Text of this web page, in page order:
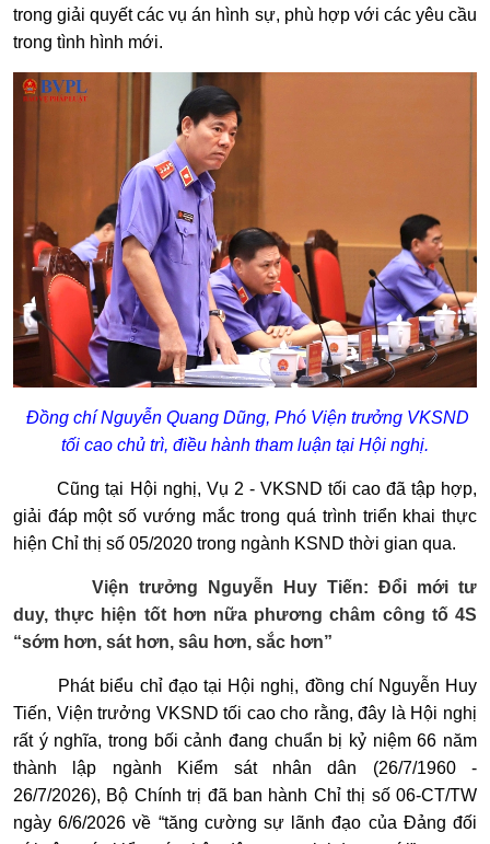
trong giải quyết các vụ án hình sự, phù hợp với các yêu cầu
trong tình hình mới.
Đồng chí Nguyễn Quang Dũng, Phó Viện trưởng VKSND
tối cao chủ trì, điều hành tham luận tại Hội nghị.
Cũng tại Hội nghị, Vụ 2 - VKSND tối cao đã tập hợp,
giải đáp một số vướng mắc trong quá trình triển khai thực
hiện Chỉ thị số 05/2020 trong ngành KSND thời gian qua.
Viện trưởng Nguyễn Huy Tiến: Đổi mới tư
duy, thực hiện tốt hơn nữa phương châm công tố 4S
“sớm hơn, sát hơn, sâu hơn, sắc hơn”
Phát biểu chỉ đạo tại Hội nghị, đồng chí Nguyễn Huy
Tiến, Viện trưởng VKSND tối cao cho rằng, đây là Hội nghị
rất ý nghĩa, trong bối cảnh đang chuẩn bị kỷ niệm 66 năm
thành lập ngành Kiểm sát nhân dân (26/7/1960 -
26/7/2026), Bộ Chính trị đã ban hành Chỉ thị số 06-CT/TW
ngày 6/6/2026 về “tăng cường sự lãnh đạo của Đảng đối